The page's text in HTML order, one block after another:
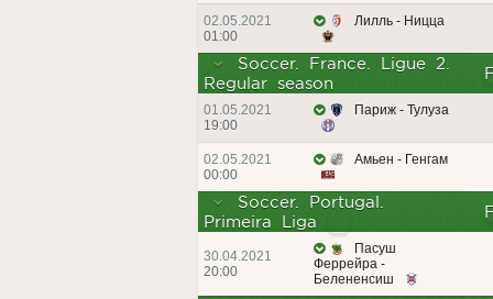
02.05.2021
01:00
Лилль - Ницца
Soccer. France. Ligue 2.
Regular season
01.05.2021
19:00
Париж - Тулуза
02.05.2021
00:00
Амьен - Генгам
Soccer. Portugal.
Primeira Liga
30.04.2021
20:00
Пасуш
Феррейра -
Белененсиш